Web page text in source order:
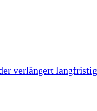
verlängert langfristig